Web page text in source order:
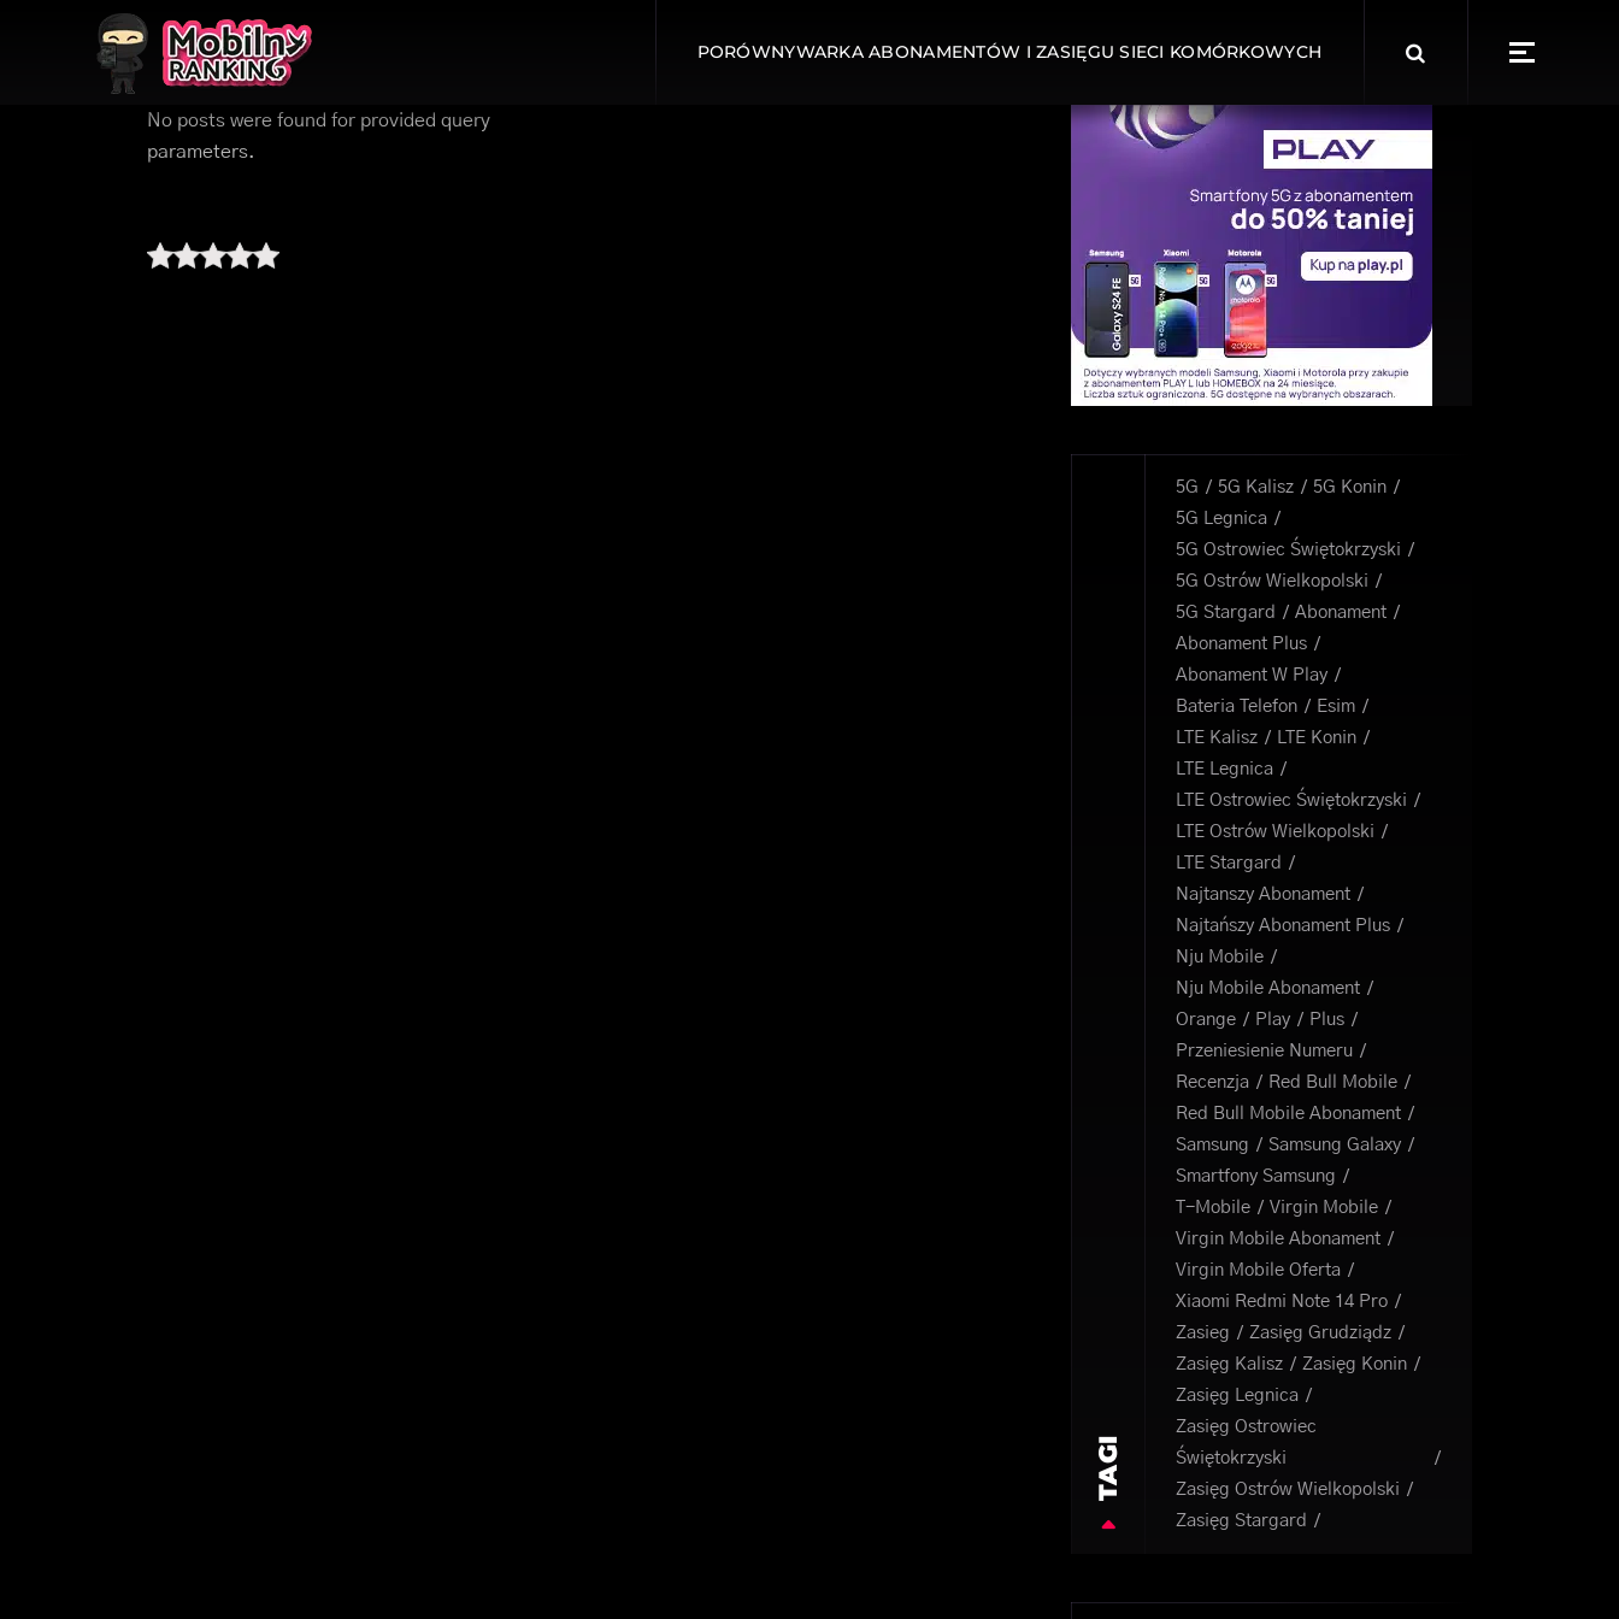
PORÓWNYWARKA ABONAMENTÓW I ZASIĘGU SIECI KOMÓRKOWYCH
No posts were found for provided query
parameters.
TAGI
5G 5G Kalisz
5G Konin
5G Legnica
5G Ostrowiec Świętokrzyski
5G Ostrów Wielkopolski
5G Stargard
Abonament
Abonament Plus
Abonament W Play
Bateria Telefon
Esim
LTE Kalisz
LTE Konin
LTE Legnica
LTE Ostrowiec Świętokrzyski
LTE Ostrów Wielkopolski
LTE Stargard
Najtanszy Abonament
Najtańszy Abonament Plus
Nju Mobile
Nju Mobile Abonament
Orange
Play
Plus
Przeniesienie Numeru
Recenzja
Red Bull Mobile
Red Bull Mobile Abonament
Samsung
Samsung Galaxy
Smartfony Samsung
T-Mobile
Virgin Mobile
Virgin Mobile Abonament
Virgin Mobile Oferta
Xiaomi Redmi Note 14 Pro
Zasieg
Zasięg Grudziądz
Zasięg Kalisz
Zasięg Konin
Zasięg Legnica
Zasięg Ostrowiec
Świętokrzyski
Zasięg Ostrów Wielkopolski
Zasięg Stargard